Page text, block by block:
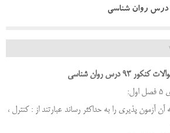
93 درس روان شناسی
آزمون پذیری را به حداکثر رساند عبارتند از : کنترل ،